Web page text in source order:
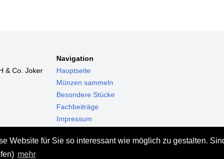
Website für Sie so interessant wie möglich zu gestalten.
mehr
& Co. Joker
Navigation
Hauptseite
Münzen sammeln
Besondere Stücke
Fachbeiträge
Impressum
Haftungsausschluss